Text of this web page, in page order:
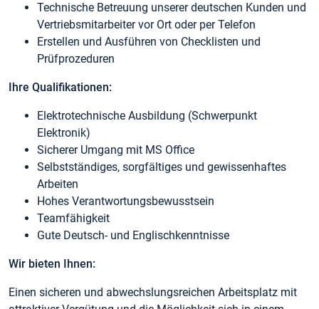
Technische Betreuung unserer deutschen Kunden und
Vertriebsmitarbeiter vor Ort oder per Telefon
Erstellen und Ausführen von Checklisten und
Prüfprozeduren
Ihre Qualifikationen:
Elektrotechnische Ausbildung (Schwerpunkt
Elektronik)
Sicherer Umgang mit MS Office
Selbstständiges, sorgfältiges und gewissenhaftes
Arbeiten
Hohes Verantwortungsbewusstsein
Teamfähigkeit
Gute Deutsch- und Englischkenntnisse
Wir bieten Ihnen:
Einen sicheren und abwechslungsreichen Arbeitsplatz mit